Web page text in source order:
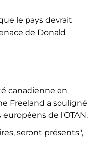
le pays devrait
de Donald
canadienne en
Freeland a souligné
de l'OTAN.
seront présents",